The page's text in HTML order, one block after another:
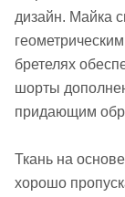
дизайн. Майка
бретелях
шорты
придающим
Ткань на
хорошо